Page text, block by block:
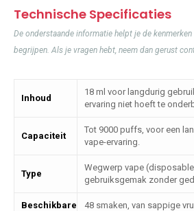
Technische Specificaties
De onderstaande informatie helpt je de
begrijpen. Als je vragen hebt, neem dan gerust
Inhoud
18 ml voor langdurig
ervaring niet hoeft te
Capaciteit
Tot 9000 puffs, voor een
vape-ervaring.
Type
Wegwerp vape
gebruiksgemak zonder
Beschikbare
48 smaken, van sappige